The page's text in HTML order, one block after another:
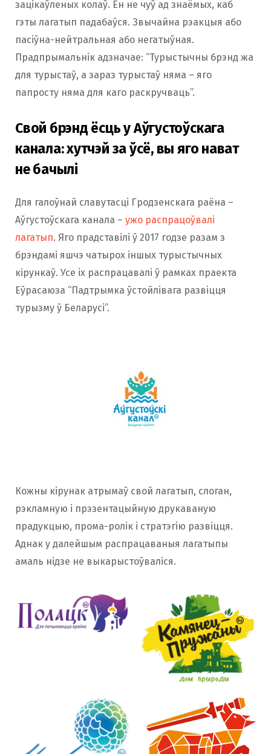
зацікаўленых колаў. Ён не чуў ад знаёмых, каб
гэты лагатып падабаўся. Звычайна рэакцыя або
пасіўна-нейтральная або негатыўная.
Прадпрымальнік адзначае: “Турыстычны брэнд жа
для турыстаў, а зараз турыстаў няма – яго
папросту няма для каго раскручваць”.
Свой брэнд ёсць у Аўгустоўскага
канала: хутчэй за ўсё, вы яго нават
не бачылі
Для галоўнай славутасці Гродзенскага раёна –
Аўгустоўскага канала – ужо распрацоўвалі
лагатып. Яго прадставілі ў 2017 годзе разам з
брэндамі яшчэ чатырох іншых турыстычных
кірункаў. Усе іх распрацавалі ў рамках праекта
Еўрасаюза “Падтрымка ўстойлівага развіцця
турызму ў Беларусі”.
Кожны кірунак атрымаў свой лагатып, слоган,
рэкламную і прэзентацыйную друкаваную
прадукцыю, прома-ролік і стратэгію развіцця.
Аднак у далейшым распрацаваныя лагатыпы
амаль нідзе не выкарыстоўваліся.